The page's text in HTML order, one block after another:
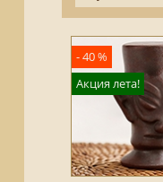
- 40 %
Акция лета!